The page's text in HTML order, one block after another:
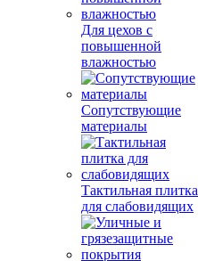
Для цехов с
повышенной
влажностью
Сопутствующие
материалы
Тактильная плитка
для слабовидящих